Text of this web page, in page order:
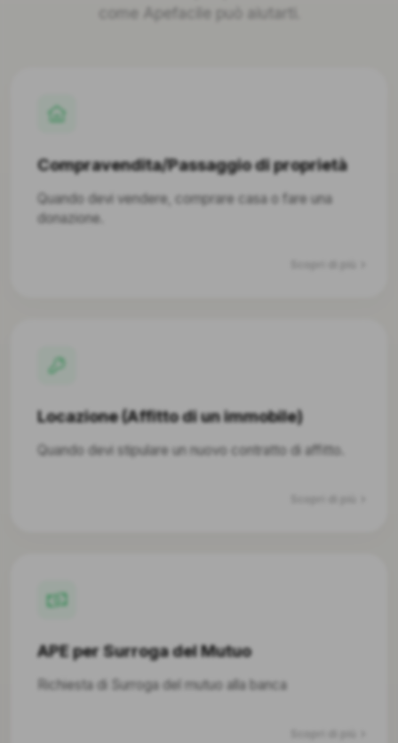
come Apefacile può aiutarti.
Compravendita/Passaggio di proprietà
Quando devi vendere, comprare casa o fare una
donazione.
Locazione (Affitto di un immobile)
Quando devi stipulare un nuovo contratto di affitto.
APE per Surroga del Mutuo
Richiesta di Surroga del mutuo alla banca